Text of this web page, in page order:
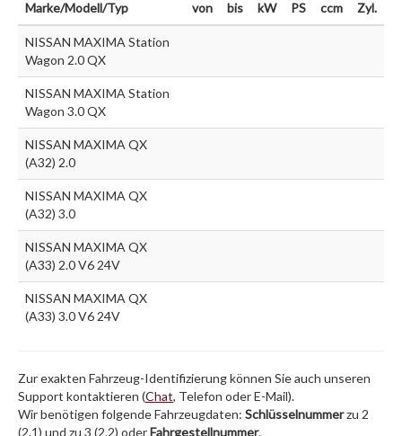
Marke/Modell/Typ von bis kW PS ccm Zyl.
NISSAN MAXIMA Station
Wagon 2.0 QX
NISSAN MAXIMA Station
Wagon 3.0 QX
NISSAN MAXIMA QX
(A32) 2.0
NISSAN MAXIMA QX
(A32) 3.0
NISSAN MAXIMA QX
(A33) 2.0 V6 24V
NISSAN MAXIMA QX
(A33) 3.0 V6 24V
Zur exakten Fahrzeug-Identifizierung können Sie auch unseren
Support kontaktieren (Chat, Telefon oder E-Mail).
Wir benötigen folgende Fahrzeugdaten: Schlüsselnummerzu 2
(2.1) und zu 3 (2.2) oderFahrgestellnummer.